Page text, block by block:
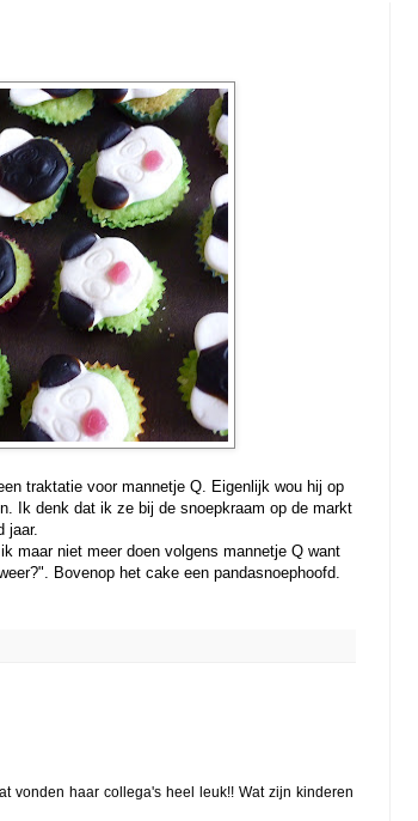
traktatie voor mannetje Q. Eigenlijk wou hij op
Ik denk dat ik ze bij de snoepkraam op de markt
jaar.
maar niet meer doen volgens mannetje Q want
Bovenop het cake een pandasnoephoofd.
vonden haar collega's heel leuk!! Wat zijn kinderen